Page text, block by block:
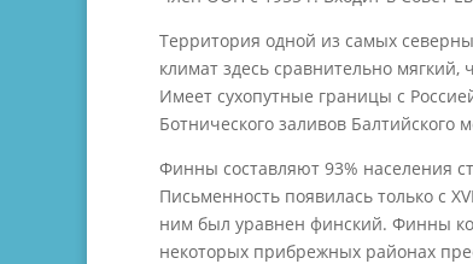
Территория одной из самых
климат здесь сравнительно
Имеет сухопутные границы с
Ботнического заливов
Финны составляют 93% населения
Письменность появилась только с
ним был уравнен финский. Финны
некоторых прибрежных районах